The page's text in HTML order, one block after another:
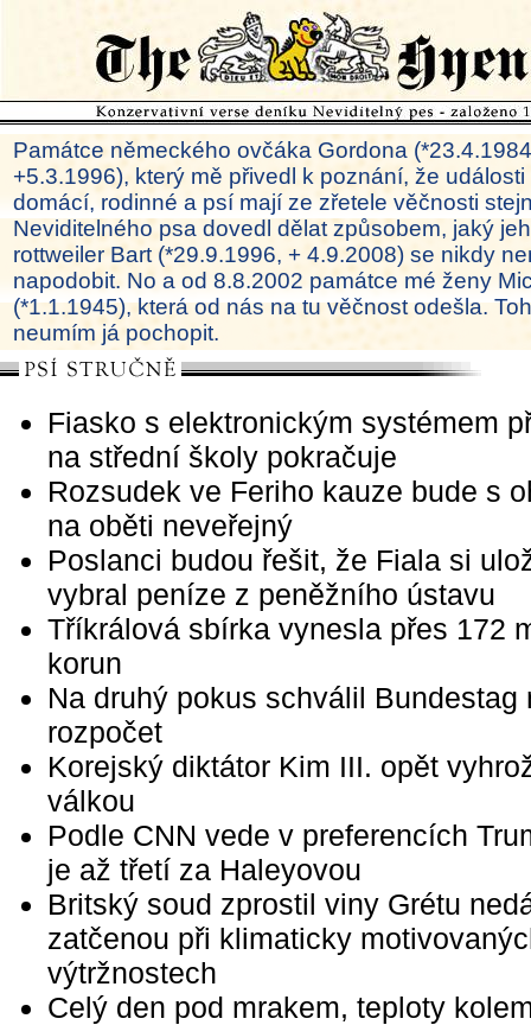
Památce německého ovčáka Gordona
+5.3.1996), který mě přivedl k poznání, že
domácí, rodinné a psí mají ze zřetele věčnosti
Neviditelného psa dovedl dělat způsobem, jaký
rottweiler Bart (*29.9.1996, + 4.9.2008) se nikdy
napodobit. No a od 8.8.2002 památce mé ženy
(*1.1.1945), která od nás na tu věčnost odešla.
neumím já pochopit.
Fiasko s elektronickým systémem
na střední školy pokračuje
Rozsudek ve Feriho kauze bude s
na oběti neveřejný
Poslanci budou řešit, že Fiala si
vybral peníze z peněžního ústavu
Tříkrálová sbírka vynesla přes 172
korun
Na druhý pokus schválil Bundestag
rozpočet
Korejský diktátor Kim III. opět
válkou
Podle CNN vede v preferencích
je až třetí za Haleyovou
Britský soud zprostil viny Grétu
zatčenou při klimaticky
výtržnostech
Celý den pod mrakem, teploty